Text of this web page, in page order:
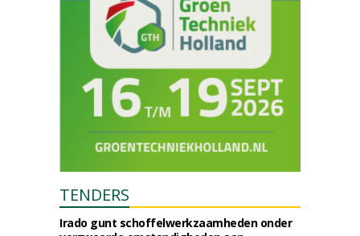
TENDERS
Irado gunt schoffelwerkzaamheden onder